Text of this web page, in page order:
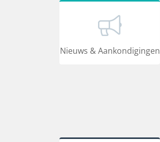
Nieuws & Aankondigingen